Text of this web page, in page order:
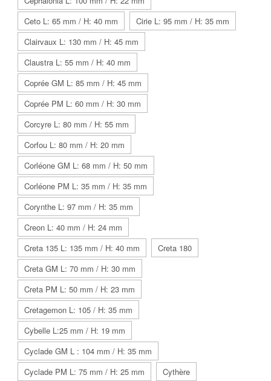
Ceto L: 65 mm / H: 40 mm
Cirie L: 95 mm / H: 35 mm
Clairvaux L: 130 mm / H: 45 mm
Claustra L: 55 mm / H: 40 mm
Coprée GM L: 85 mm / H: 45 mm
Coprée PM L: 60 mm / H: 30 mm
Corcyre L: 80 mm / H: 55 mm
Corfou L: 80 mm / H: 20 mm
Corléone GM L: 68 mm / H: 50 mm
Corléone PM L: 35 mm / H: 35 mm
Corynthe L: 97 mm / H: 35 mm
Creon L: 40 mm / H: 24 mm
Creta 135 L: 135 mm / H: 40 mm
Creta 180
Creta GM L: 70 mm / H: 30 mm
Creta PM L: 50 mm / H: 23 mm
Cretagemon L: 105 / H: 35 mm
Cybelle L:25 mm / H: 19 mm
Cyclade GM L : 104 mm / H: 35 mm
Cyclade PM L: 75 mm / H: 25 mm
Cythère